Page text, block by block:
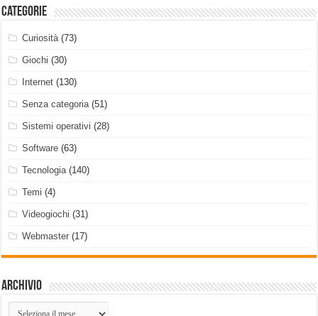
Categorie
Curiosità(73)
Giochi (30)
Internet (130)
Senza categoria(51)
Sistemi operativi (28)
Software (63)
Tecnologia(140)
Temi (4)
Videogiochi (31)
Webmaster (17)
Archivio
Archivio